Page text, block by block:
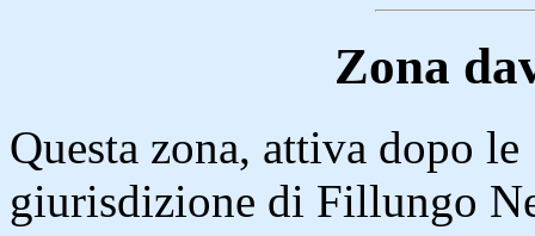
Zona
Questa zona, attiva dopo
giurisdizione di Fillungo